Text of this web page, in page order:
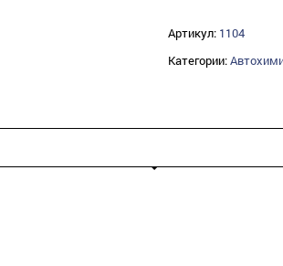
Артикул: 1104
Категории: